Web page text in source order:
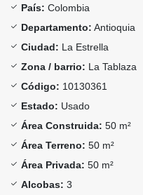
País: Colombia
Departamento: Antioquia
Ciudad: La Estrella
Zona / barrio: La Tablaza
Código: 10130361
Estado: Usado
Área Construida: 50 m²
Área Terreno: 50 m²
Área Privada: 50 m²
Alcobas: 3